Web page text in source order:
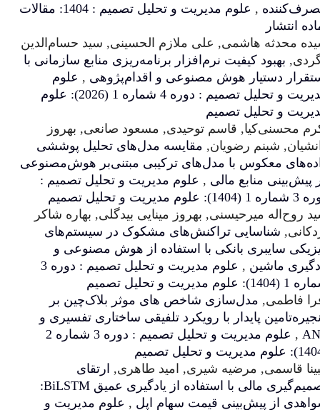
علوم مدیریت و تحلیل تصمیم : 1404: مقالات
ملازم الحسینی, سید حسام‌الدین
برنامه‌ریزی منابع سازمانی با
و اقدام‌پژوهی,علوم
مدیریت و تحلیل تصمیم : دوره 4 شماره 1 (2026): علوم
توحیدی, مسعود صانعی, بهروز
مقایسه مدل‌های تحلیل پوششی
ترکیبی مبتنی‌بر هوش‌مصنوعی
,علوم مدیریت و تحلیل تصمیم :
مینایی بیدگلی, بهاره شاکر
مشکوک در سیستم‌های
استفاده از هوش مصنوعی و
علوم مدیریت و تحلیل تصمیم : دوره 3
شاخص های موثر بلاک‌چین بر
تلفیقی ساختاری تفسیری و
علوم مدیریت و تحلیل تصمیم : دوره 3 شماره 2
امید طاهری, ارتقای
تصمیم‌گیری مالی با استفاده از یادگیری عمیق BiLSTM:
سهام اپل,علوم مدیریت و